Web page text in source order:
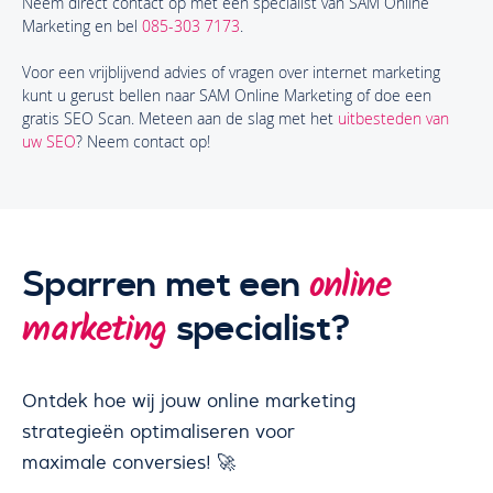
Marketing en bel 085-303 7173
Voor een vrijblijvend advies of vragen over internet marketing
kunt u gerust bellen naar SAM Online Marketing of doe een
gratis SEO Scan. Meteen aan de slag met het uitbesteden van
uw SEO? Neem contact op!
Sparren met een online
marketing specialist?
Ontdek hoe wij jouw online marketing
strategieën optimaliseren voor
maximale conversies! 🚀